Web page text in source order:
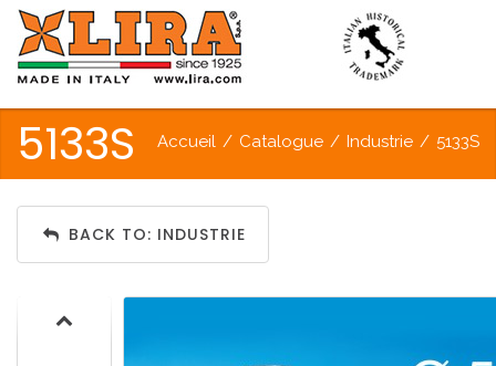
5133S Accueil / Catalogue / Industrie / 5133S
BACK TO: INDUSTRIE